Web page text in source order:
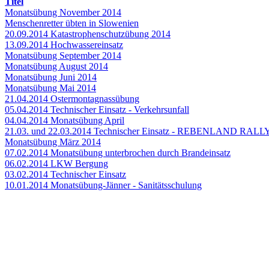
Monatsübung November 2014
Menschenretter übten in Slowenien
20.09.2014 Katastrophenschutzübung 2014
13.09.2014 Hochwassereinsatz
Monatsübung September 2014
Monatsübung August 2014
Monatsübung Juni 2014
Monatsübung Mai 2014
21.04.2014 Ostermontagnassübung
05.04.2014 Technischer Einsatz - Verkehrsunfall
04.04.2014 Monatsübung April
21.03. und 22.03.2014 Technischer Einsatz - REBENLAND
Monatsübung März 2014
07.02.2014 Monatsübung unterbrochen durch Brandeinsatz
06.02.2014 LKW Bergung
03.02.2014 Technischer Einsatz
10.01.2014 Monatsübung-Jänner - Sanitätsschulung